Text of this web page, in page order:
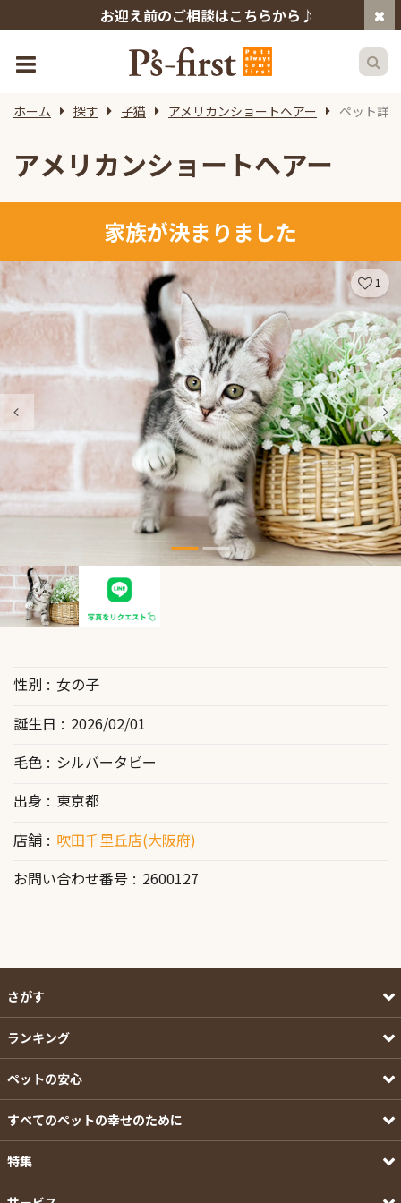
お迎え前のご相談はこちらから♪
ホーム 探す 子猫 アメリカンショートヘアー ペット詳細
アメリカンショートヘアー
家族が決まりました
1
性別
女の子
誕生日
2026/02/01
毛色
シルバータビー
出身
東京都
店舗
吹田千里丘店(大阪府)
お問い合わせ番号
2600127
さがす
ランキング
ペットの安心
すべてのペットの幸せのために
特集